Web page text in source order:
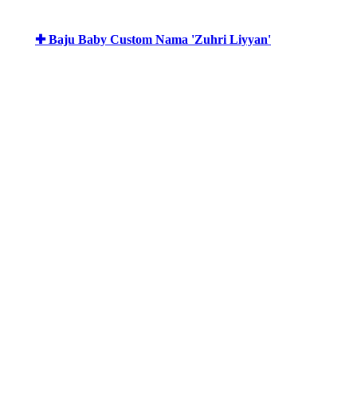
✚ Baju Baby Custom Nama 'Zuhri Liyyan'